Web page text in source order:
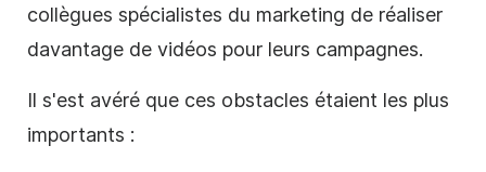
collègues spécialistes du marketing de réaliser
davantage de vidéos pour leurs campagnes.
Il s'est avéré que ces obstacles étaient les plus
importants :